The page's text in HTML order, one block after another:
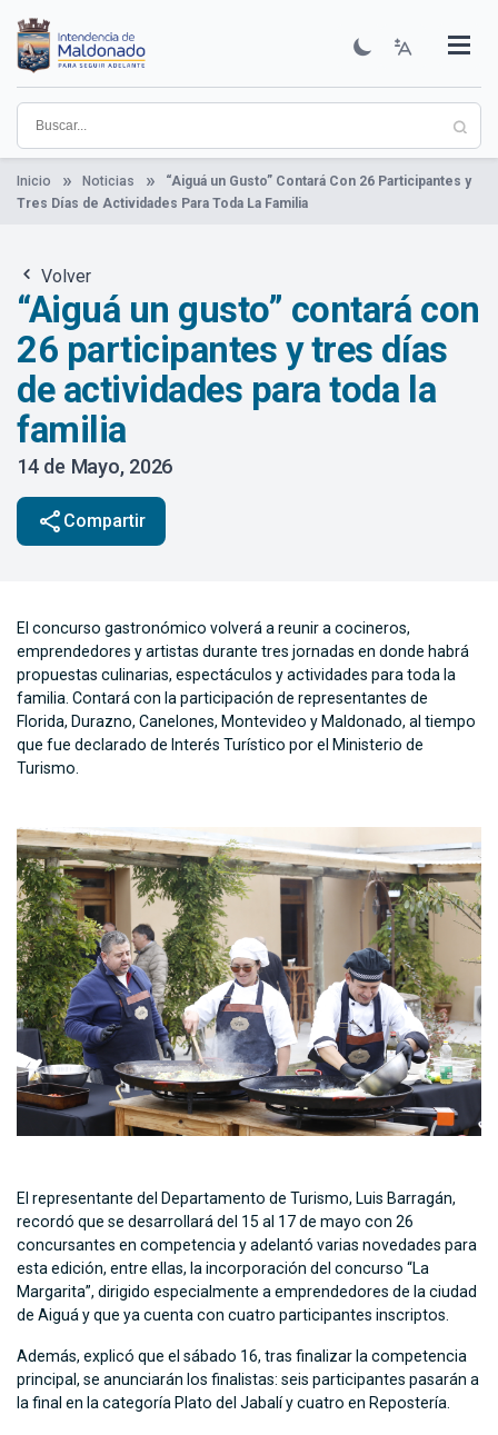
contenido
principal
Institucional
Municipios
Descubre Maldonado
Comunicación
Servicios
Guía De Trámites
Ver Noticias
Inicio Noticias
“Aiguá un Gusto” Contará Con 26 Participantes y
Tres Días de Actividades Para Toda La Familia
Volver
“Aiguá un gusto” contará con
26 participantes y tres días
de actividades para toda la
familia
14 de Mayo, 2026
share Compartir
El concurso gastronómico volverá a reunir a cocineros,
emprendedores y artistas durante tres jornadas en donde habrá
propuestas culinarias, espectáculos y actividades para toda la
familia. Contará con la participación de representantes de
Florida, Durazno, Canelones, Montevideo y Maldonado, al tiempo
que fue declarado de Interés Turístico por el Ministerio de
Turismo.
El representante del Departamento de Turismo, Luis Barragán,
recordó que se desarrollará del 15 al 17 de mayo con 26
concursantes en competencia y adelantó varias novedades para
esta edición, entre ellas, la incorporación del concurso “La
Margarita”, dirigido especialmente a emprendedores de la ciudad
de Aiguá y que ya cuenta con cuatro participantes inscriptos.
Además, explicó que el sábado 16, tras finalizar la competencia
principal, se anunciarán los finalistas: seis participantes pasarán a
la final en la categoría Plato del Jabalí y cuatro en Repostería.